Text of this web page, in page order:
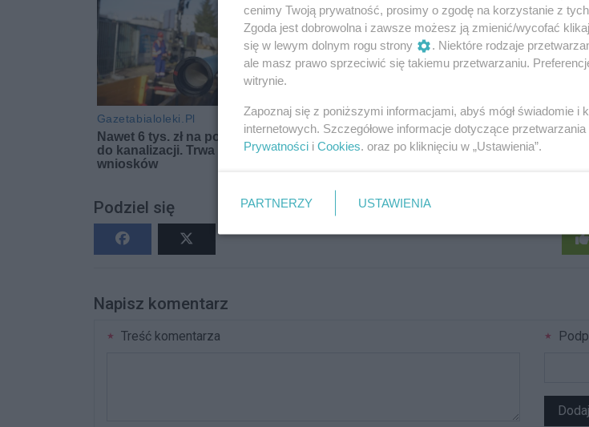
Podziel się
Napisz komentarz
Treść komentarza
cenimy Twoją prywatność, prosimy o zgodę na korzystanie z
Zgoda jest dobrowolna i zawsze możesz ją zmienić/wycofać
się w lewym dolnym rogu strony
. Niektóre rodzaje
ale masz prawo sprzeciwić się takiemu przetwarzaniu.
witrynie.
Zapoznaj się z poniższymi informacjami, abyś mógł świadomie
internetowych. Szczegółowe informacje dotyczące
Prywatności i Cookies. oraz po kliknięciu w „Ustawienia”.
PARTNERZY USTAWIENIA